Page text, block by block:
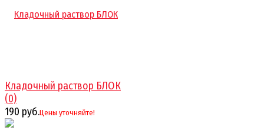
Кладочный раствор БЛОК
(0)
190 руб.Цены уточняйте!